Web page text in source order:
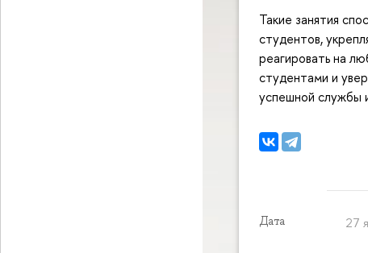
Такие занятия
студентов,
реагировать на
студентами и
успешной службы
Дата 27